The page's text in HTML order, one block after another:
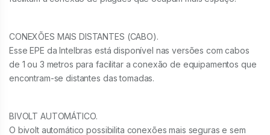
CONEXÕES MAIS DISTANTES (CABO).
Esse EPE da Intelbras está disponível nas versões com cabos
de 1 ou 3 metros para facilitar a conexão de equipamentos que
encontram-se distantes das tomadas.
BIVOLT AUTOMÁTICO.
O bivolt automático possibilita conexões mais seguras e sem